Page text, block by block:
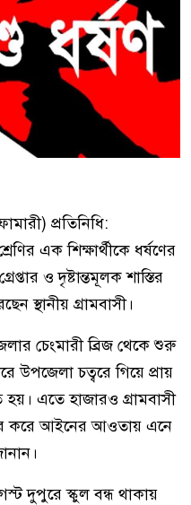
প্রতিনিধি:
এক শিক্ষার্থীকে ধর্ষণের
ও দৃষ্টান্তমূলক শাস্তির
স্থানীয় গ্রামবাসী।
চেংমারী ব্রিজ থেকে শুরু
উপজেলা চত্বরে গিয়ে প্রায়
হয়। এতে হাজারও গ্রামবাসী
করে আইনের আওতায় এনে
দুপুরে স্কুল বন্ধ থাকায়